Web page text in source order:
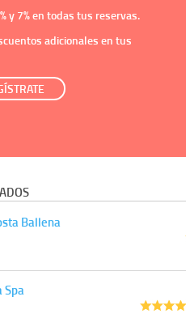
y 7%en todas tus reservas.
adicionales en tus
Ballena
Spa